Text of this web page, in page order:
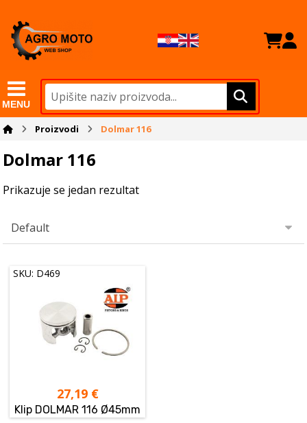
MENU
Proizvodi Dolmar 116
Dolmar 116
Prikazuje se jedan rezultat
SKU: D469
27,19 €
Klip DOLMAR 116 Ø45mm